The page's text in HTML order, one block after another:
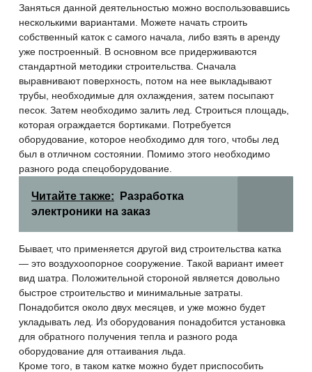
Заняться данной деятельностью можно воспользовавшись
несколькими вариантами. Можете начать строить
собственный каток с самого начала, либо взять в аренду
уже построенный. В основном все придерживаются
стандартной методики строительства. Сначала
выравнивают поверхность, потом на нее выкладывают
трубы, необходимые для охлаждения, затем посыпают
песок. Затем необходимо залить лед. Строиться площадь,
которая ограждается бортиками. Потребуется
оборудование, которое необходимо для того, чтобы лед
был в отличном состоянии. Помимо этого необходимо
разного рода спецоборудование.
Читайте также:
Разработка
электроники на заказ
Бывает, что применяется другой вид строительства катка
— это воздухоопорное сооружение. Такой вариант имеет
вид шатра. Положительной стороной является довольно
быстрое строительство и минимальные затраты.
Понадобится около двух месяцев, и уже можно будет
укладывать лед. Из оборудования понадобится установка
для обратного получения тепла и разного рода
оборудование для оттаивания льда.
Кроме того, в таком катке можно будет приспособить